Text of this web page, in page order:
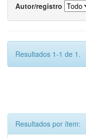
Autor/registro
Resultados 1-1 de 1.
Resultados por ítem: